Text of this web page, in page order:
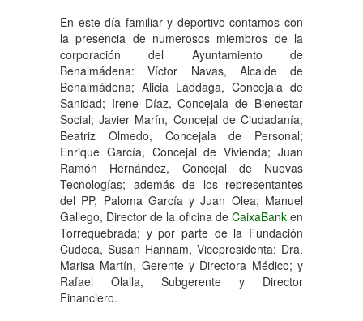
En este día familiar y deportivo contamos con
la presencia de numerosos miembros de la
corporación del Ayuntamiento de
Benalmádena: Víctor Navas, Alcalde de
Benalmádena; Alicia Laddaga, Concejala de
Sanidad; Irene Díaz, Concejala de Bienestar
Social; Javier Marín, Concejal de Ciudadanía;
Beatriz Olmedo, Concejala de Personal;
Enrique García, Concejal de Vivienda; Juan
Ramón Hernández, Concejal de Nuevas
Tecnologías; además de los representantes
del PP, Paloma García y Juan Olea; Manuel
Gallego, Director de la oficina de CaixaBanken
Torrequebrada; y por parte de la Fundación
Cudeca, Susan Hannam, Vicepresidenta; Dra.
Marisa Martín, Gerente y Directora Médico; y
Rafael Olalla, Subgerente y Director
Financiero.